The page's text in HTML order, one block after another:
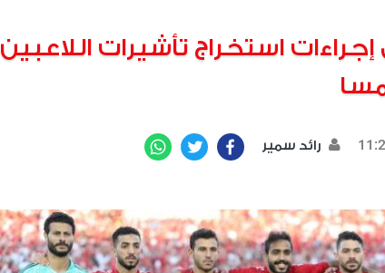
استخراج تأشيرات اللاعبين
رائد سمير Facebook
Twitter